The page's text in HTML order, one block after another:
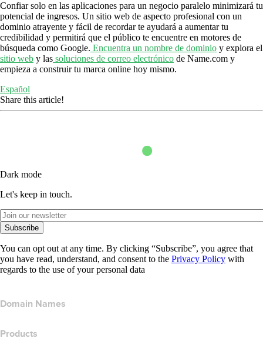
Confiar solo en las aplicaciones para un negocio paralelo minimizará tu
potencial de ingresos. Un sitio web de aspecto profesional con un
dominio atrayente y fácil de recordar te ayudará a aumentar tu
credibilidad y permitirá que el público te encuentre en motores de
búsqueda como Google. Encuentra un nombre de dominio y explora el
sitio web y las soluciones de correo electrónico de Name.com y
empieza a construir tu marca online hoy mismo.
Español
Share this article!
Dark mode
Let's keep in touch.
Subscribe
You can opt out at any time. By clicking “Subscribe”, you agree that
you have read, understand, and consent to the Privacy Policy with
regards to the use of your personal data
Domain Names
Products